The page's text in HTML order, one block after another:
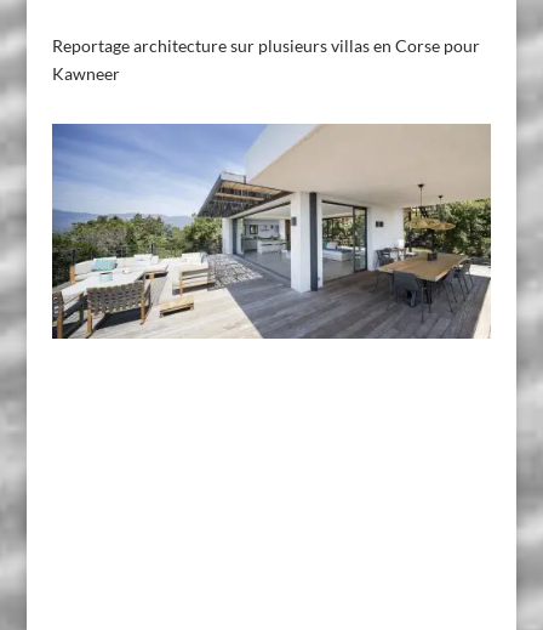
Reportage architecture sur plusieurs villas en Corse pour
Kawneer